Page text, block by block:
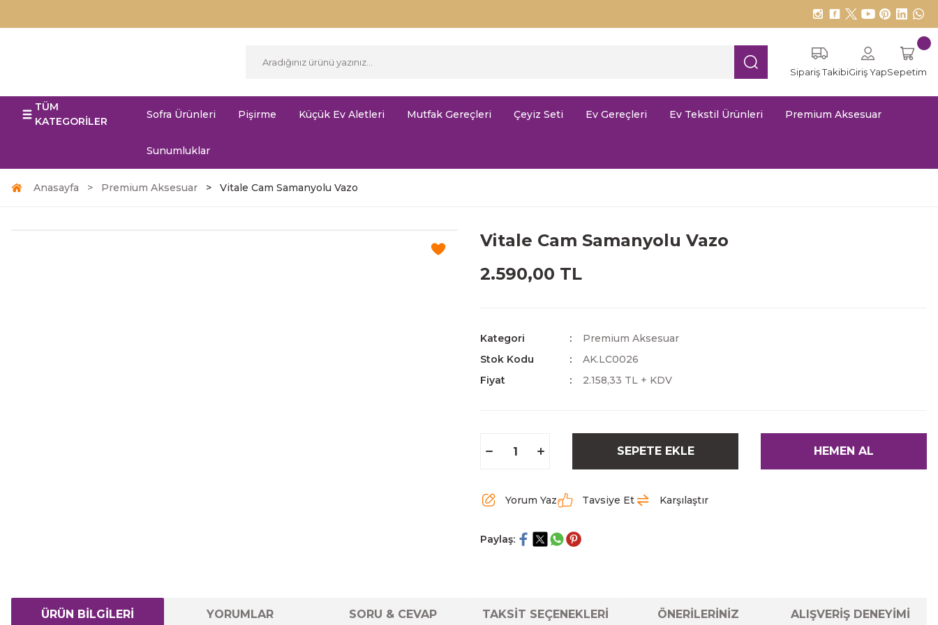
Sipariş TakibiGiriş YapSepetim
TÜM
KATEGORİLER
Sofra Ürünleri Pişirme Küçük Ev Aletleri Mutfak Gereçleri Çeyiz Seti Ev Gereçleri Ev Tekstil Ürünleri Premium Aksesuar
Sunumluklar
Anasayfa Premium Aksesuar Vitale Cam Samanyolu Vazo
Vitale Cam Samanyolu Vazo
2.590,00 TL
Kategori
Premium Aksesuar
Stok Kodu
AK.LC0026
Fiyat
2.158,33 TL + KDV
SEPETE EKLE HEMEN AL
Yorum Yaz Tavsiye Et Karşılaştır
Paylaş:
ÜRÜN BİLGİLERİ YORUMLAR SORU & CEVAP TAKSİT SEÇENEKLERİ ÖNERİLERİNİZ ALIŞVERİŞ DENEYİMİ